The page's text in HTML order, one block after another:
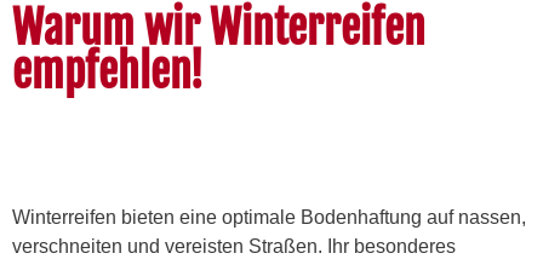
Warum wir Winterreifen
empfehlen!
Winterreifen bieten eine optimale Bodenhaftung auf nassen,
verschneiten und vereisten Straßen. Ihr besonderes